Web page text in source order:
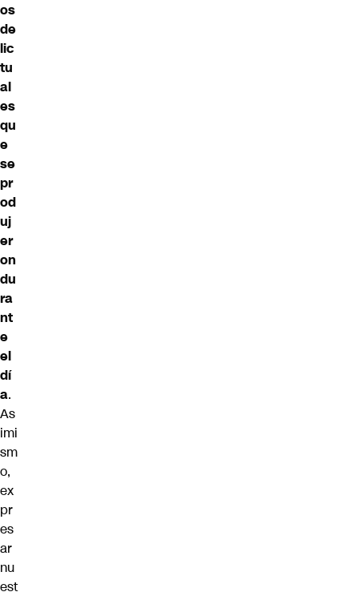
os
de
lic
tu
al
es
qu
e
se
pr
od
uj
er
on
du
ra
nt
e
el
dí
a.
As
imi
sm
o,
ex
pr
es
ar
nu
est